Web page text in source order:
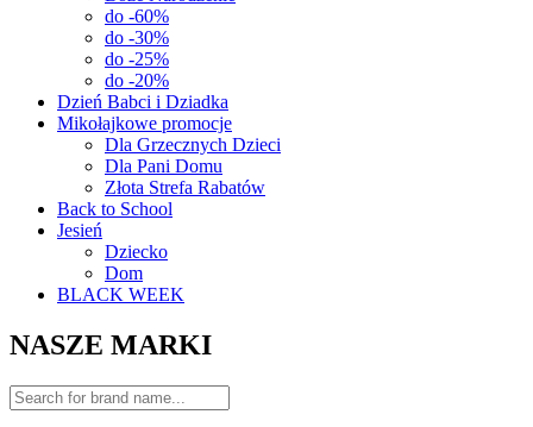
do -60%
do -30%
do -25%
do -20%
Dzień Babci i Dziadka
Mikołajkowe promocje
Dla Grzecznych Dzieci
Dla Pani Domu
Złota Strefa Rabatów
Back to School
Jesień
Dziecko
Dom
BLACK WEEK
NASZE MARKI